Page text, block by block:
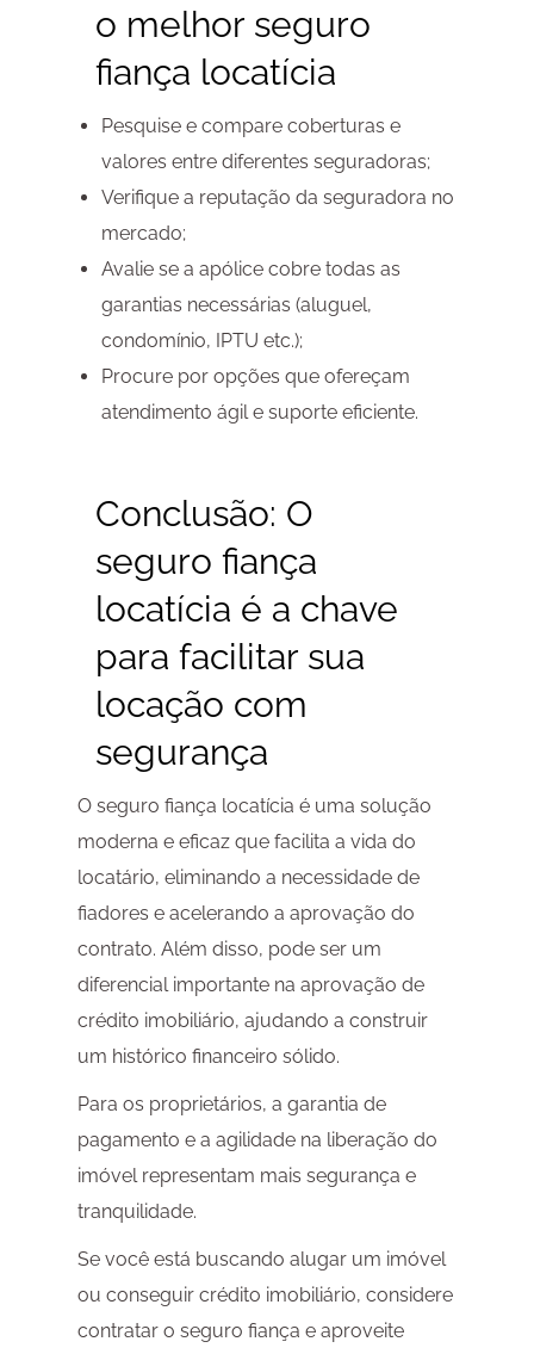
o melhor seguro
fiança locatícia
Pesquise e compare coberturas e
valores entre diferentes seguradoras;
Verifique a reputação da seguradora no
mercado;
Avalie se a apólice cobre todas as
garantias necessárias (aluguel,
condomínio, IPTU etc.);
Procure por opções que ofereçam
atendimento ágil e suporte eficiente.
Conclusão: O
seguro fiança
locatícia é a chave
para facilitar sua
locação com
segurança
O seguro fiança locatícia é uma solução
moderna e eficaz que facilita a vida do
locatário, eliminando a necessidade de
fiadores e acelerando a aprovação do
contrato. Além disso, pode ser um
diferencial importante na aprovação de
crédito imobiliário, ajudando a construir
um histórico financeiro sólido.
Para os proprietários, a garantia de
pagamento e a agilidade na liberação do
imóvel representam mais segurança e
tranquilidade.
Se você está buscando alugar um imóvel
ou conseguir crédito imobiliário, considere
contratar o seguro fiança e aproveite